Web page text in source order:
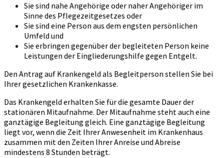
Sie sind nahe Angehörige oder naher Angehöriger im
Sinne des Pflegezeitgesetzes oder
Sie sind eine Person aus dem engsten persönlichen
Umfeld und
Sie erbringen gegenüber der begleiteten Person keine
Leistungen der Eingliederungshilfe gegen Entgelt.
Den Antrag auf Krankengeld als Begleitperson stellen Sie bei
Ihrer gesetzlichen Krankenkasse.
Das Krankengeld erhalten Sie für die gesamte Dauer der
stationären Mitaufnahme. Der Mitaufnahme steht auch eine
ganztägige Begleitung gleich. Eine ganztägige Begleitung
liegt vor, wenn die Zeit Ihrer Anwesenheit im Krankenhaus
zusammen mit den Zeiten Ihrer Anreise und Abreise
mindestens 8 Stunden beträgt.